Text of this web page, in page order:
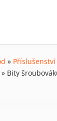
»
Bity